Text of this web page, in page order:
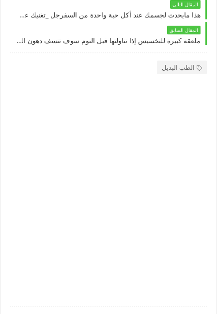
المقال التالي
هذا مايحدث لجسمك عند أكل حبة واحدة من السفرجل _تغنيك عن تناول الكثير من الأدوية
المقال السابق
ملعقة كبيرة للتخسيس إذا تناولتها قبل النوم سوف تنسف دهون البطن والأرداف فى شهر
الطب البديل